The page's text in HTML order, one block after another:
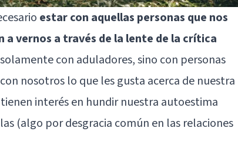
estar con aquellas personas que nos
a vernos a través de la lente de la crítica
con aduladores, sino con personas
nosotros lo que les gusta acerca de nuestra
interés en hundir nuestra autoestima
(algo por desgracia común en las relaciones